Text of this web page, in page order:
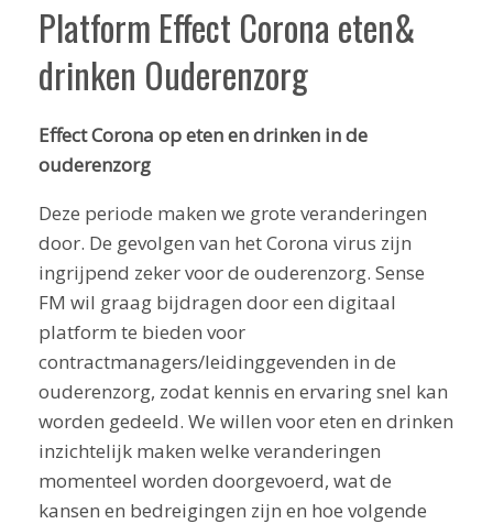
Platform Effect Corona eten&
drinken Ouderenzorg
Effect Corona op eten en drinken in de
ouderenzorg
Deze periode maken we grote veranderingen
door. De gevolgen van het Corona virus zijn
ingrijpend zeker voor de ouderenzorg. Sense
FM wil graag bijdragen door een digitaal
platform te bieden voor
contractmanagers/leidinggevenden in de
ouderenzorg, zodat kennis en ervaring snel kan
worden gedeeld. We willen voor eten en drinken
inzichtelijk maken welke veranderingen
momenteel worden doorgevoerd, wat de
kansen en bedreigingen zijn en hoe volgende